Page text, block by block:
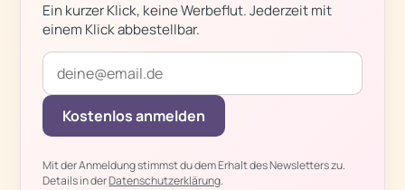
Ein kurzer Klick, keine Werbeflut. Jederzeit mit
einem Klick abbestellbar.
Kostenlos anmelden
Mit der Anmeldung stimmst du dem Erhalt des Newsletters zu.
Details in derDatenschutzerklärung.